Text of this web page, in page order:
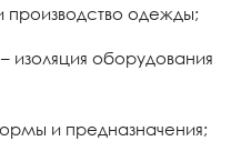
одежды;
оборудования
и предназначения;